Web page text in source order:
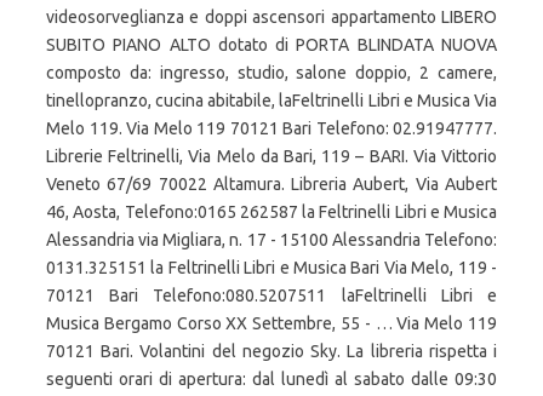
videosorveglianza e doppi ascensori appartamento LIBERO
SUBITO PIANO ALTO dotato di PORTA BLINDATA NUOVA
composto da: ingresso, studio, salone doppio, 2 camere,
tinellopranzo, cucina abitabile, laFeltrinelli Libri e Musica Via
Melo 119. Via Melo 119 70121 Bari Telefono: 02.91947777.
Librerie Feltrinelli, Via Melo da Bari, 119 – BARI. Via Vittorio
Veneto 67/69 70022 Altamura. Libreria Aubert, Via Aubert
46, Aosta, Telefono:0165 262587 la Feltrinelli Libri e Musica
Alessandria via Migliara, n. 17 - 15100 Alessandria Telefono:
0131.325151 la Feltrinelli Libri e Musica Bari Via Melo, 119 -
70121 Bari Telefono:080.5207511 laFeltrinelli Libri e
Musica Bergamo Corso XX Settembre, 55 - … Via Melo 119
70121 Bari. Volantini del negozio Sky. La libreria rispetta i
seguenti orari di apertura: dal lunedì al sabato dalle 09:30